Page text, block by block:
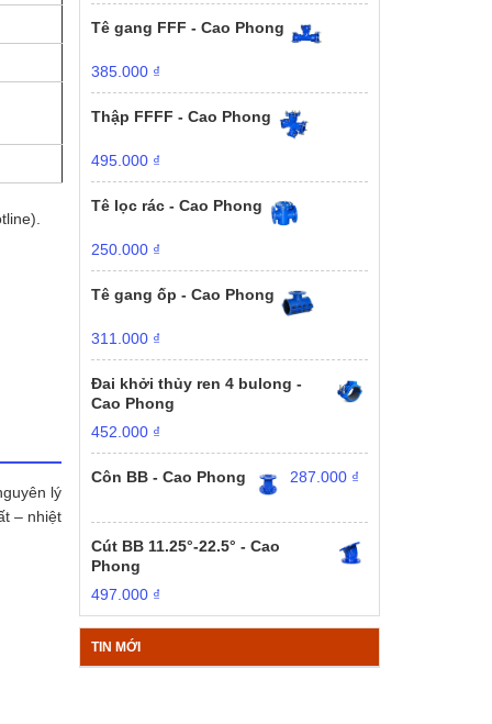
lý
– nhiệt
Tê gang FFF - Cao Phong
385.000 ₫
Thập FFFF - Cao Phong
495.000 ₫
Tê lọc rác - Cao Phong
250.000 ₫
Tê gang ốp - Cao Phong
311.000 ₫
Đai khởi thủy ren 4 bulong -
Cao Phong
452.000 ₫
Côn BB - Cao Phong 287.000 ₫
Cút BB 11.25°-22.5° - Cao
Phong
497.000 ₫
TIN MỚI